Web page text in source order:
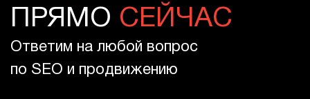
ПРЯМО СЕЙЧАС
Ответим на любой вопрос
по SEO и продвижению